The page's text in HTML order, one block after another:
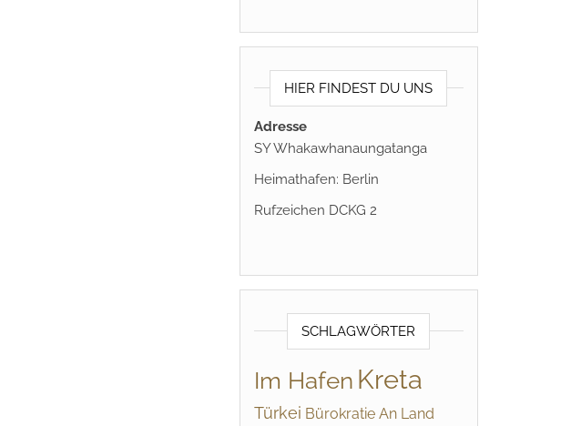
HIER FINDEST DU UNS
Adresse
SY Whakawhanaungatanga
Heimathafen: Berlin
Rufzeichen DCKG 2
SCHLAGWÖRTER
Im Hafen Kreta
Türkei Bürokratie An Land